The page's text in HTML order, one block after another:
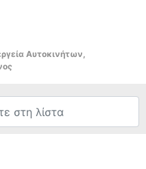
Αυτοκινήτων,